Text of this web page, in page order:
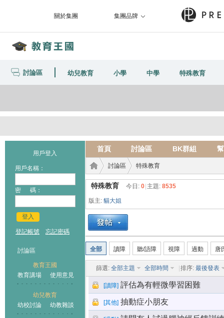
關於集團 集團品牌
討論區 幼兒教育 小學 中學 特殊教育
用戶登入
用戶名稱：
密 碼：
登入
登記帳號 忘記密碼
討論區
教育王國
教育講場
使用意見
幼兒教育
幼校討論
幼教雜談
首頁 討論區 BK群組
教育
王國
›
討論區
›
特殊教育
特殊教育 今日: 0 主題: 8535
版主: 貓大姐
全部 讀障 聽/語障 視障 過動 唐
篩選: 全部主題 全部時間 排序: 最後發表
[讀障] 評估為有輕微學習困難
[其他] 抽動症小朋友